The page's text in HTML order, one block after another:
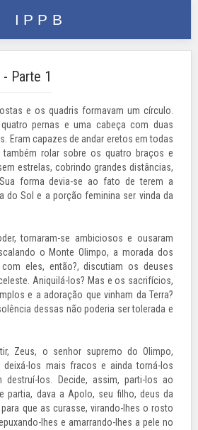
- Parte 1
e os quadris formavam um círculo.
pernas e uma cabeça com duas
Eram capazes de andar eretos em todas
rolar sobre os quatro braços e
estrelas, cobrindo grandes distâncias,
forma devia-se ao fato de terem a
do Sol e a porção feminina ser vinda da
tornaram-se ambiciosos e ousaram
o Monte Olimpo, a morada dos
eles, então?, discutiam os deuses
Aniquilá-los? Mas e os sacrifícios,
e a adoração que vinham da Terra?
dessas não poderia ser tolerada e
Zeus, o senhor supremo do Olimpo,
los mais fracos e ainda torná-los
destruí-los. Decide, assim, parti-los ao
partia, dava a Apolo, seu filho, deus da
que as curasse, virando-lhes o rosto
lhes e amarrando-lhes a pele no